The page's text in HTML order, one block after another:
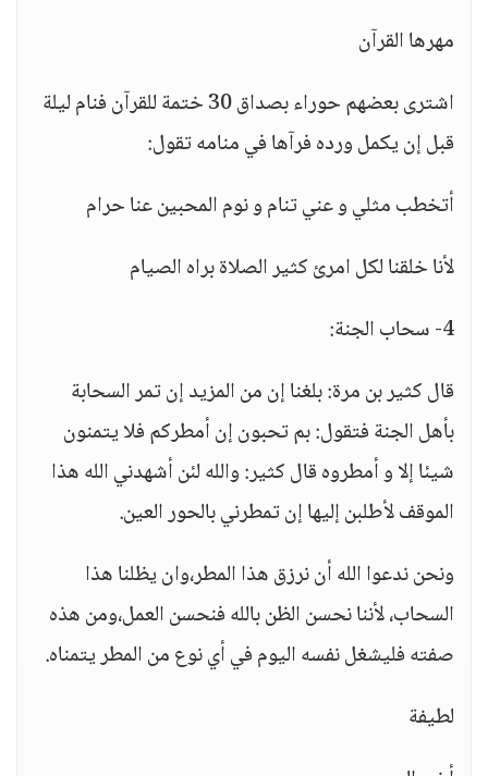
مهرها القرآن
اشترى بعضهم حوراء بصداق 30 ختمة للقرآن فنام ليلة
قبل إن يكمل ورده فرآها في منامه تقول:
أتخطب مثلي و عني تنام و نوم المحبين عنا حرام
لأنا خلقنا لكل امرئ كثير الصلاة براه الصيام
4- سحاب الجنة:
قال كثير بن مرة: بلغنا إن من المزيد إن تمر السحابة
بأهل الجنة فتقول: بم تحبون إن أمطركم فلا يتمنون
شيئا إلا و أمطروه قال كثير: والله لئن أشهدني الله هذا
الموقف لأطلبن إليها إن تمطرني بالحور العين.
ونحن ندعوا الله أن نرزق هذا المطر،وان يظلنا هذا
السحاب، لأننا نحسن الظن بالله فنحسن العمل،ومن هذه
صفته فليشغل نفسه اليوم في أي نوع من المطر يتمناه.
لطيفة